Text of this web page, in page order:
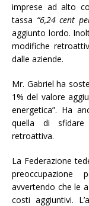
imprese ad alto
tassa “6,24 cent
aggiunto lordo.
modifiche
dalle aziende.
Mr. Gabriel ha
1% del valore
energetica”. Ha
quella di sfidare
retroattiva.
La Federazione
avvertendo che le
costi aggiuntivi.